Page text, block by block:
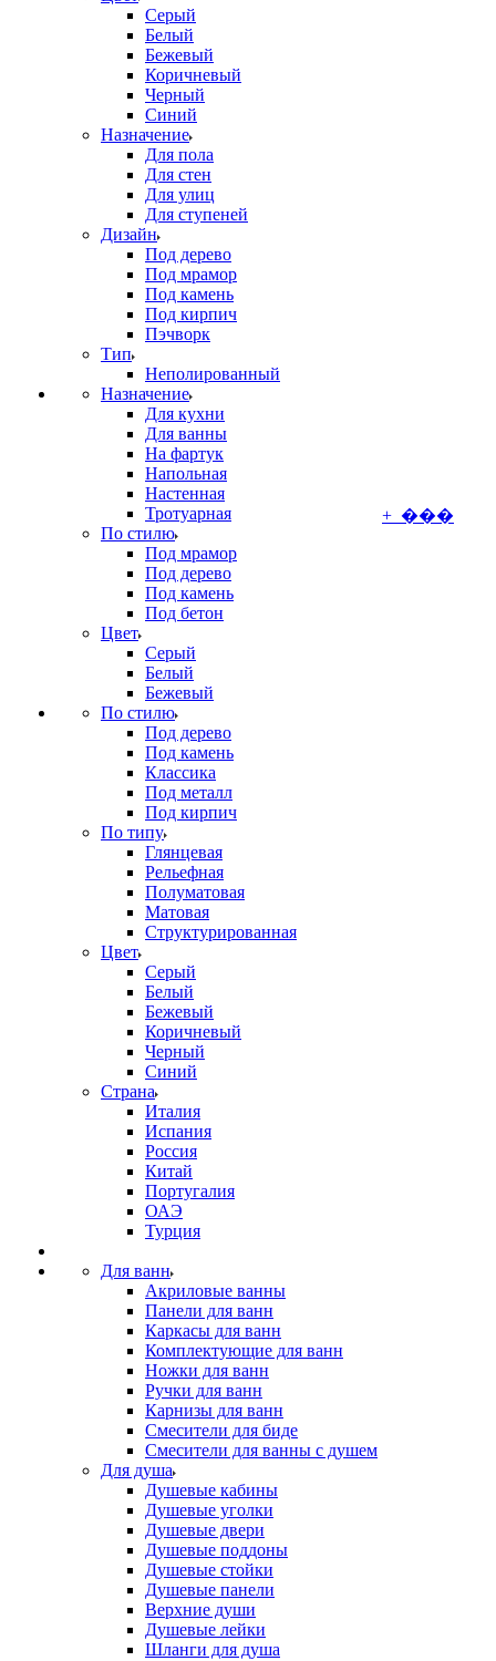
Серый
Белый
Бежевый
Коричневый
Черный
Синий
Назначение
Для пола
Для стен
Для улиц
Для ступеней
Дизайн
Под дерево
Под мрамор
Под камень
Под кирпич
Пэчворк
Тип
Неполированный
Назначение
Для кухни
Для ванны
На фартук
Напольная
Настенная
Тротуарная
По стилю
Под мрамор
Под дерево
Под камень
Под бетон
Цвет
Серый
Белый
Бежевый
По стилю
Под дерево
Под камень
Классика
Под металл
Под кирпич
По типу
Глянцевая
Рельефная
Полуматовая
Матовая
Структурированная
Цвет
Серый
Белый
Бежевый
Коричневый
Черный
Синий
Страна
Италия
Испания
Россия
Китай
Португалия
ОАЭ
Турция
Для ванн
Акриловые ванны
Панели для ванн
Каркасы для ванн
Комплектующие для ванн
Ножки для ванн
Ручки для ванн
Карнизы для ванн
Смесители для биде
Смесители для ванны с душем
Для душа
Душевые кабины
Душевые уголки
Душевые двери
Душевые поддоны
Душевые стойки
Душевые панели
Верхние души
Душевые лейки
Шланги для душа
+ ���